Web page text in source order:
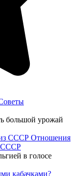
большой урожай
Отношения
СССР
в голосе